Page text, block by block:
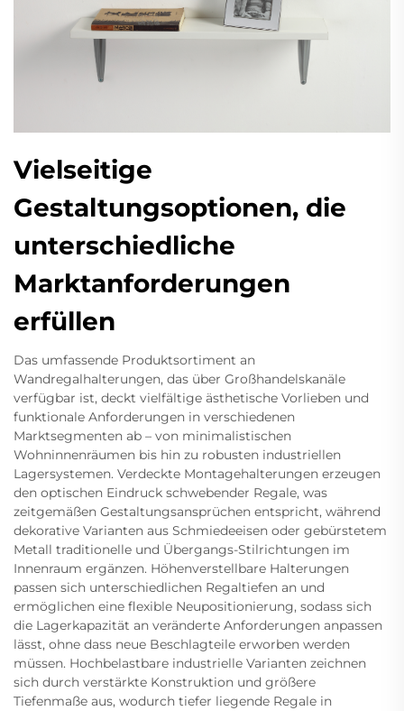
Vielseitige
Gestaltungsoptionen, die
unterschiedliche
Marktanforderungen
erfüllen
Das umfassende Produktsortiment an
Wandregalhalterungen, das über Großhandelskanäle
verfügbar ist, deckt vielfältige ästhetische Vorlieben und
funktionale Anforderungen in verschiedenen
Marktsegmenten ab – von minimalistischen
Wohninnenräumen bis hin zu robusten industriellen
Lagersystemen. Verdeckte Montagehalterungen erzeugen
den optischen Eindruck schwebender Regale, was
zeitgemäßen Gestaltungsansprüchen entspricht, während
dekorative Varianten aus Schmiedeeisen oder gebürstetem
Metall traditionelle und Übergangs-Stilrichtungen im
Innenraum ergänzen. Höhenverstellbare Halterungen
passen sich unterschiedlichen Regaltiefen an und
ermöglichen eine flexible Neupositionierung, sodass sich
die Lagerkapazität an veränderte Anforderungen anpassen
lässt, ohne dass neue Beschlagteile erworben werden
müssen. Hochbelastbare industrielle Varianten zeichnen
sich durch verstärkte Konstruktion und größere
Tiefenmaße aus, wodurch tiefer liegende Regale in